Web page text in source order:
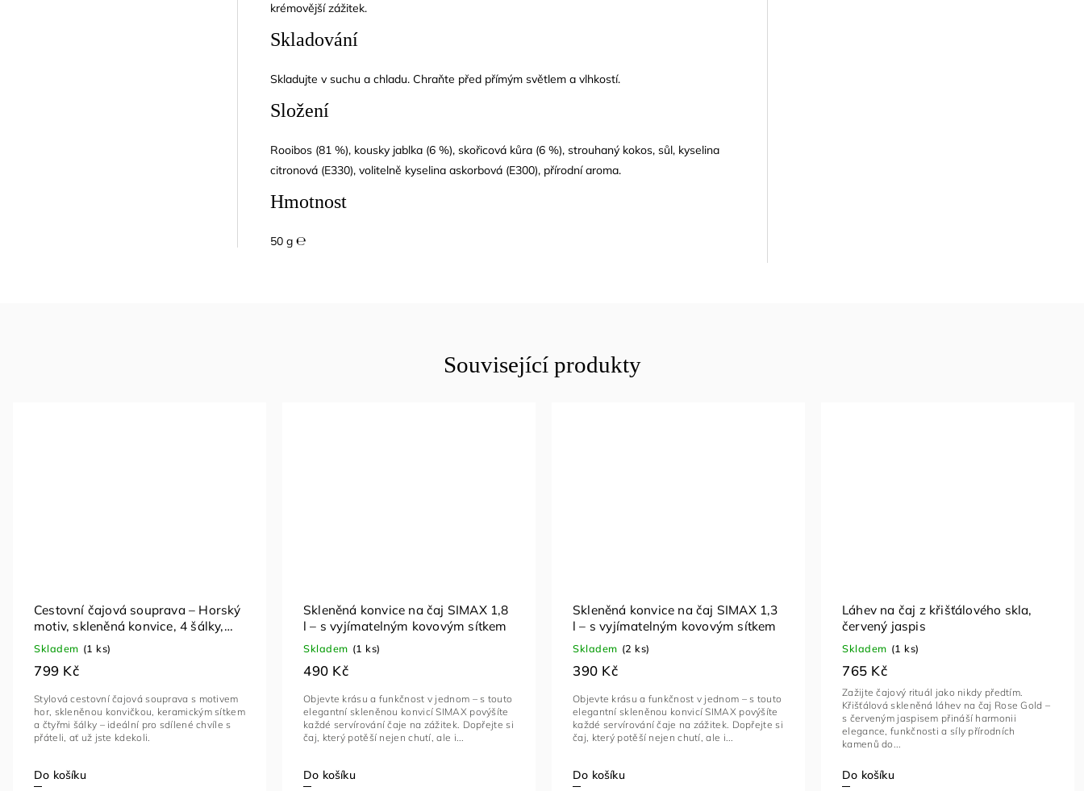
krémovější zážitek.
Skladování
Skladujte v suchu a chladu. Chraňte před přímým světlem a vlhkostí.
Složení
Rooibos (81 %), kousky jablka (6 %), skořicová kůra (6 %), strouhaný kokos, sůl, kyselina
citronová (E330), volitelně kyselina askorbová (E300), přírodní aroma.
Hmotnost
50 g ℮
Související produkty
Cestovní čajová souprava – Horský
motiv, skleněná konvice, 4 šálky,
pouzdro
Skladem (1 ks)
799 Kč
Do košíku
Stylová cestovní čajová souprava s motivem
hor, skleněnou konvičkou, keramickým sítkem
a čtyřmi šálky – ideální pro sdílené chvíle s
přáteli, ať už jste kdekoli.
Skleněná konvice na čaj SIMAX 1,8
l – s vyjímatelným kovovým sítkem
Skladem (1 ks)
490 Kč
Do košíku
Objevte krásu a funkčnost v jednom – s touto
elegantní skleněnou konvicí SIMAX povýšíte
každé servírování čaje na zážitek. Dopřejte si
čaj, který potěší nejen chutí, ale i...
Skleněná konvice na čaj SIMAX 1,3
l – s vyjímatelným kovovým sítkem
Skladem (2 ks)
390 Kč
Do košíku
Objevte krásu a funkčnost v jednom – s touto
elegantní skleněnou konvicí SIMAX povýšíte
každé servírování čaje na zážitek. Dopřejte si
čaj, který potěší nejen chutí, ale i...
Láhev na čaj z křišťálového skla,
červený jaspis
Skladem (1 ks)
765 Kč
Do košíku
Zažijte čajový rituál jako nikdy předtím.
Křišťálová skleněná láhev na čaj Rose Gold –
s červeným jaspisem přináší harmonii
elegance, funkčnosti a síly přírodních
kamenů do...